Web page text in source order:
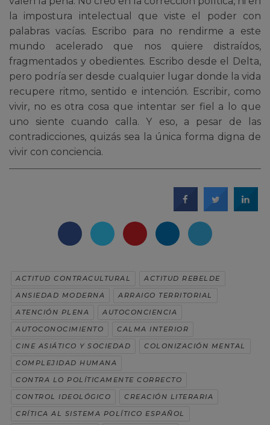
la impostura intelectual que viste el poder con
palabras vacías. Escribo para no rendirme a este
mundo acelerado que nos quiere distraídos,
fragmentados y obedientes. Escribo desde el Delta,
pero podría ser desde cualquier lugar donde la vida
recupere ritmo, sentido e intención. Escribir, como
vivir, no es otra cosa que intentar ser fiel a lo que
uno siente cuando calla. Y eso, a pesar de las
contradicciones, quizás sea la única forma digna de
vivir con conciencia.
ACTITUD CONTRACULTURAL
ACTITUD REBELDE
ANSIEDAD MODERNA
ARRAIGO TERRITORIAL
ATENCIÓN PLENA
AUTOCONCIENCIA
AUTOCONOCIMIENTO
CALMA INTERIOR
CINE ASIÁTICO Y SOCIEDAD
COLONIZACIÓN MENTAL
COMPLEJIDAD HUMANA
CONTRA LO POLÍTICAMENTE CORRECTO
CONTROL IDEOLÓGICO
CREACIÓN LITERARIA
CRÍTICA AL SISTEMA POLÍTICO ESPAÑOL